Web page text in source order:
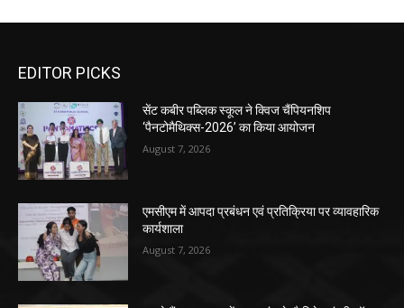
EDITOR PICKS
सेंट कबीर पब्लिक स्कूल ने क्विज चैंपियनशिप
‘पैनटोमैथिक्स-2026’ का किया आयोजन
August 7, 2026
एमसीएम में आपदा प्रबंधन एवं प्रतिक्रिया पर व्यावहारिक
कार्यशाला
August 7, 2026